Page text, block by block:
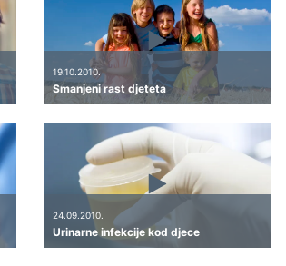
19.10.2010.
Smanjeni rast djeteta
24.09.2010.
Urinarne infekcije kod djece